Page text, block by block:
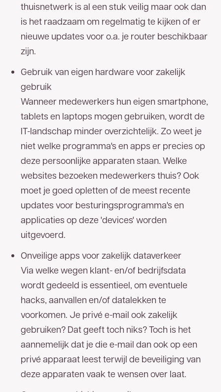
thuisnetwerk is al een stuk veilig maar ook dan
is het raadzaam om regelmatig te kijken of er
nieuwe updates voor o.a. je router beschikbaar
zijn.
Gebruik van eigen hardware voor zakelijk
gebruik
Wanneer medewerkers hun eigen smartphone,
tablets en laptops mogen gebruiken, wordt de
IT-landschap minder overzichtelijk. Zo weet je
niet welke programma's en apps er precies op
deze persoonlijke apparaten staan. Welke
websites bezoeken medewerkers thuis? Ook
moet je goed opletten of de meest recente
updates voor besturingsprogramma's en
applicaties op deze 'devices' worden
uitgevoerd.
Onveilige apps voor zakelijk dataverkeer
Via welke wegen klant- en/of bedrijfsdata
wordt gedeeld is essentieel, om eventuele
hacks, aanvallen en/of datalekken te
voorkomen. Je privé e-mail ook zakelijk
gebruiken? Dat geeft toch niks? Toch is het
aannemelijk dat je die e-mail dan ook op een
privé apparaat leest terwijl de beveiliging van
deze apparaten vaak te wensen over laat.